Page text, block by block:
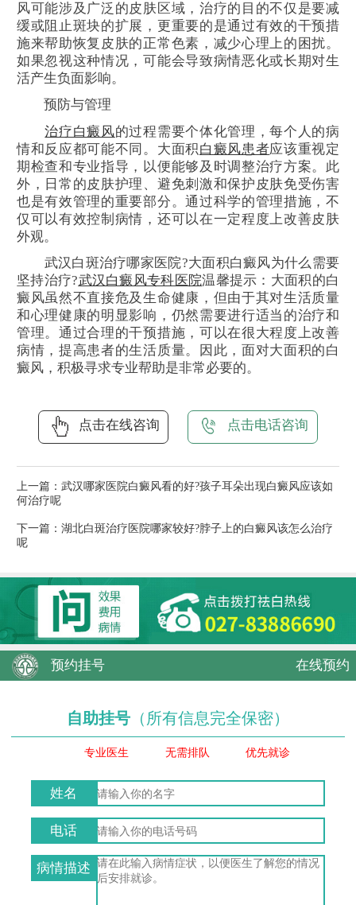
风可能涉及广泛的皮肤区域，治疗的目的不仅是要减
缓或阻止斑块的扩展，更重要的是通过有效的干预措
施来帮助恢复皮肤的正常色素，减少心理上的困扰。
如果忽视这种情况，可能会导致病情恶化或长期对生
活产生负面影响。
预防与管理
治疗白癜风的过程需要个体化管理，每个人的病
情和反应都可能不同。大面积白癜风患者应该重视定
期检查和专业指导，以便能够及时调整治疗方案。此
外，日常的皮肤护理、避免刺激和保护皮肤免受伤害
也是有效管理的重要部分。通过科学的管理措施，不
仅可以有效控制病情，还可以在一定程度上改善皮肤
外观。
武汉白斑治疗哪家医院?大面积白癜风为什么需要
坚持治疗?武汉白癜风专科医院温馨提示：大面积的白
癜风虽然不直接危及生命健康，但由于其对生活质量
和心理健康的明显影响，仍然需要进行适当的治疗和
管理。通过合理的干预措施，可以在很大程度上改善
病情，提高患者的生活质量。因此，面对大面积的白
癜风，积极寻求专业帮助是非常必要的。
点击在线咨询 点击电话咨询
上一篇： 武汉哪家医院白癜风看的好?孩子耳朵出现白癜风应该如
何治疗呢
下一篇： 湖北白斑治疗医院哪家较好?脖子上的白癜风该怎么治疗
呢
预约挂号 在线预约
自助挂号 （所有信息完全保密）
专业医生 无需排队 优先就诊
姓名
电话
病情描述